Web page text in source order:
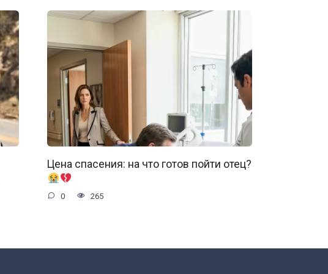
Цена спасения: на что готов пойти отец?
0 265